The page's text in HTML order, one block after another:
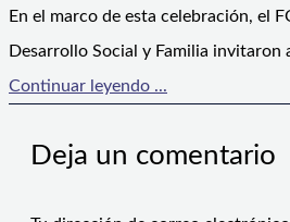
En el marco de esta celebración, el
Desarrollo Social y Familia invitaron
Continuar leyendo ...
Deja un comentario